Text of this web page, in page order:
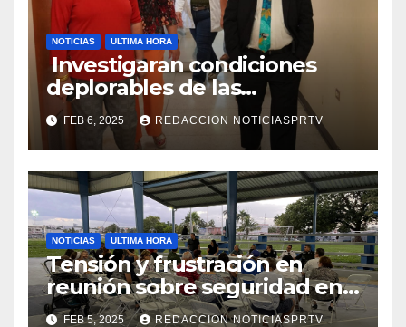
NOTICIAS ULTIMA HORA
Investigaran condiciones
deplorables de las
facilidades el Departamento
de la Salud en Mayagüez
FEB 6, 2025 REDACCION NOTICIASPRTV
NOTICIAS ULTIMA HORA
Tensión y frustración en
reunión sobre seguridad en
Reparto Metropolitano
FEB 5, 2025 REDACCION NOTICIASPRTV